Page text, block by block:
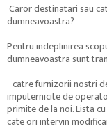
Caror destinatari sau
dumneavoastra?
Pentru indeplinirea
dumneavoastra sunt
- catre furnizorii nostri
imputernicite de
primite de la noi. Lista
cate ori intervin